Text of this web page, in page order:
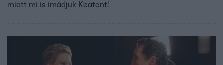
miatt mi is imádjuk Keatont!